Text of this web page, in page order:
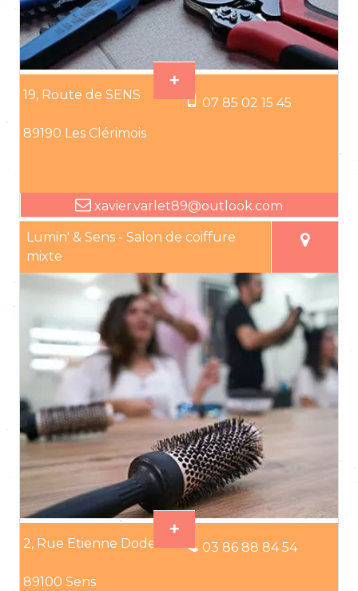
19, Route de SENS
89190 Les Clérimois
07 85 02 15 45
xavier.varlet89@outlook.com
Lumin' & Sens - Salon de coiffure
mixte
2, Rue Etienne Dodet
89100 Sens
03 86 88 84 54